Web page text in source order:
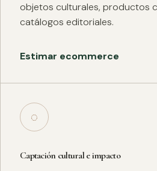
objetos culturales, productos
catálogos editoriales.
Estimar ecommerce
◌
Captación cultural e impacto